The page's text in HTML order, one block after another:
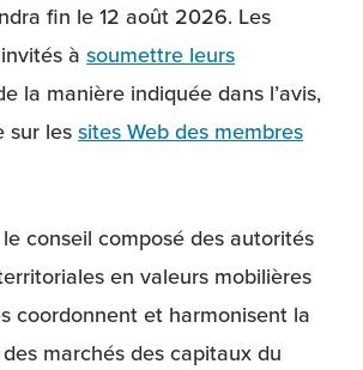
fin le 12 août 2026. Les
à soumettre leurs
la manière indiquée dans l’avis,
sur les sites Web des membres
conseil composé des autorités
en valeurs mobilières
coordonnent et harmonisent la
marchés des capitaux du